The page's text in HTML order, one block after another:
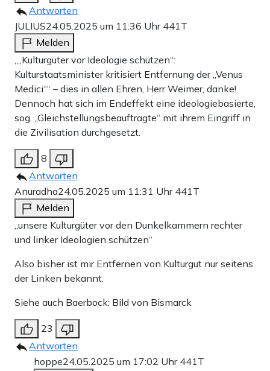
Antworten
JULIUS24.05.2025 um 11:36 Uhr 441T
Melden
„„Kulturgüter vor Ideologie schützen“:
Kulturstaatsminister kritisiert Entfernung der „Venus
Medici““ – dies in allen Ehren, Herr Weimer, danke!
Dennoch hat sich im Endeffekt eine ideologiebasierte,
sog. „Gleichstellungsbeauftragte“ mit ihrem Eingriff in
die Zivilisation durchgesetzt.
8
Antworten
Anuradha24.05.2025 um 11:31 Uhr 441T
Melden
„unsere Kulturgüter vor den Dunkelkammern rechter
und linker Ideologien schützen“
Also bisher ist mir Entfernen von Kulturgut nur seitens
der Linken bekannt.
Siehe auch Baerbock: Bild von Bismarck
23
Antworten
hoppe24.05.2025 um 17:02 Uhr 441T